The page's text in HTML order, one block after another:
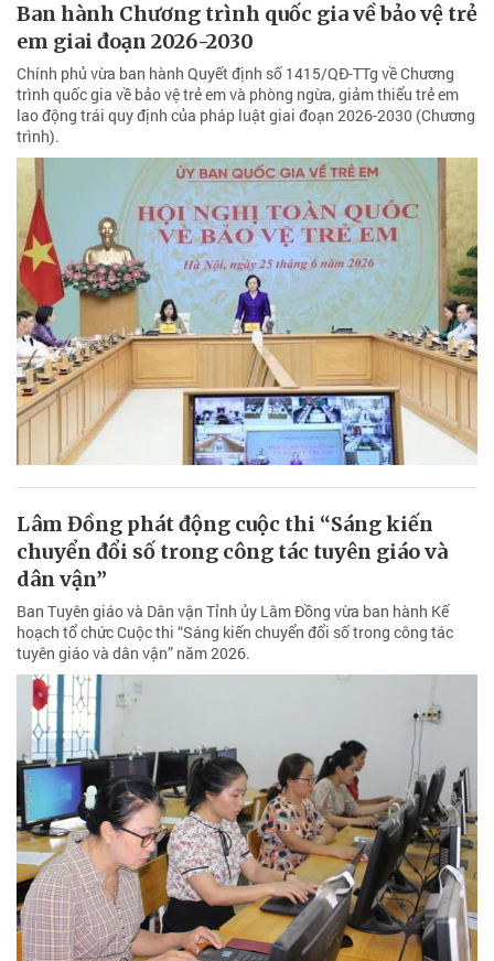
Ban hành Chương trình quốc gia về bảo vệ trẻ
em giai đoạn 2026-2030
Chính phủ vừa ban hành Quyết định số 1415/QĐ-TTg về Chương
trình quốc gia về bảo vệ trẻ em và phòng ngừa, giảm thiểu trẻ em
lao động trái quy định của pháp luật giai đoạn 2026-2030 (Chương
trình).
Lâm Đồng phát động cuộc thi “Sáng kiến
chuyển đổi số trong công tác tuyên giáo và
dân vận”
Ban Tuyên giáo và Dân vận Tỉnh ủy Lâm Đồng vừa ban hành Kế
hoạch tổ chức Cuộc thi “Sáng kiến chuyển đổi số trong công tác
tuyên giáo và dân vận” năm 2026.